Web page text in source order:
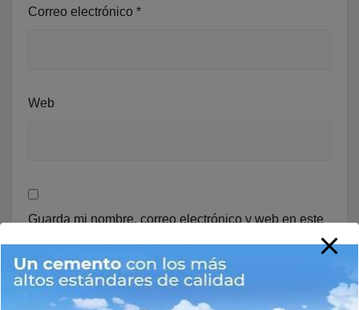
Correo electrónico *
Web
Guarda mi nombre, correo electrónico y web en este
navegador para la próxima vez que comente.